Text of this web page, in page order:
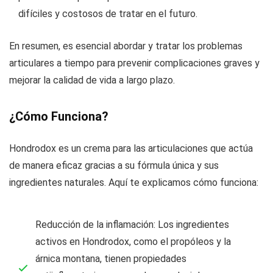
difíciles y costosos de tratar en el futuro.
En resumen, es esencial abordar y tratar los problemas
articulares a tiempo para prevenir complicaciones graves y
mejorar la calidad de vida a largo plazo.
¿Cómo Funciona?
Hondrodox es un crema para las articulaciones que actúa
de manera eficaz gracias a su fórmula única y sus
ingredientes naturales. Aquí te explicamos cómo funciona:
Reducción de la inflamación: Los ingredientes
activos en Hondrodox, como el propóleos y la
árnica montana, tienen propiedades